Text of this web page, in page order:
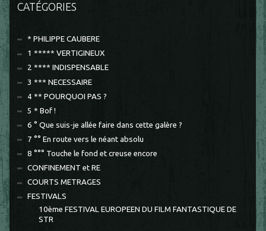
CATÉGORIES
* PHILIPPE CAUBERE
1 ***** VERTIGINEUX
2 **** INDISPENSABLE
3 *** NECESSAIRE
4 ** POURQUOI PAS ?
5 * Bof !
6 ° Que suis-je allée faire dans cette galère ?
7 °° En route vers le néant absolu
8 °°° Touche le fond et creuse encore
CONFINEMENT et RE
COURTS METRAGES
FESTIVALS
10ème FESTIVAL EUROPEEN DU FILM FANTASTIQUE DE
STR